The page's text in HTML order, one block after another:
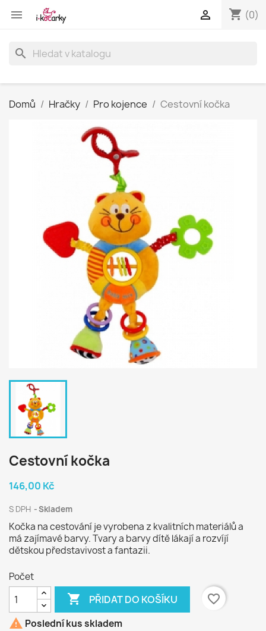
 shopping_cart (0)

search
Domů Hračky Pro kojence Cestovní kočka
Cestovní kočka
146,00 Kč
S DPH Skladem
Kočka na cestování je vyrobena z kvalitních materiálů a
má zajímavé barvy. Tvary a barvy dítě lákají a rozvíjí
dětskou představivost a fantazii.
Počet
 PŘIDAT DO KOŠÍKU
favorite_border
 Poslední kus skladem